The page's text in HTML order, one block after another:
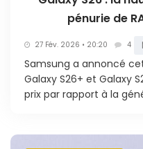
pénurie de
27 Fév. 2026 • 20:20 4
Samsung a annoncé
Galaxy S26+ et Galaxy
prix par rapport à la